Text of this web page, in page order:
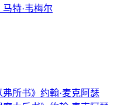
特·韦梅尔
所书》约翰·麦克阿瑟